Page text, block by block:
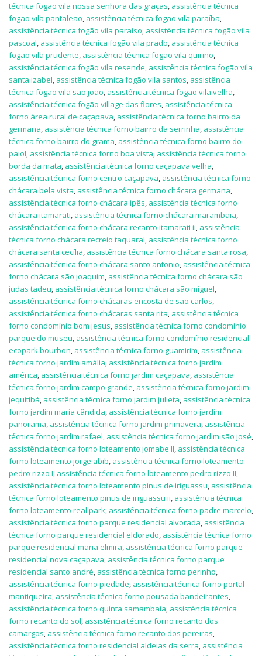
técnica fogão vila nossa senhora das graças, assistência técnica
fogão vila pantaleão, assistência técnica fogão vila paraíba,
assistência técnica fogão vila paraíso, assistência técnica fogão vila
pascoal, assistência técnica fogão vila prado, assistência técnica
fogão vila prudente, assistência técnica fogão vila quirino,
assistência técnica fogão vila resende, assistência técnica fogão vila
santa izabel, assistência técnica fogão vila santos, assistência
técnica fogão vila são joão, assistência técnica fogão vila velha,
assistência técnica fogão village das flores, assistência técnica
forno área rural de caçapava, assistência técnica forno bairro da
germana, assistência técnica forno bairro da serrinha, assistência
técnica forno bairro do grama, assistência técnica forno bairro do
paiol, assistência técnica forno boa vista, assistência técnica forno
borda da mata, assistência técnica forno caçapava velha,
assistência técnica forno centro caçapava, assistência técnica forno
chácara bela vista, assistência técnica forno chácara germana,
assistência técnica forno chácara ipês, assistência técnica forno
chácara itamarati, assistência técnica forno chácara marambaia,
assistência técnica forno chácara recanto itamarati ii, assistência
técnica forno chácara recreio taquaral, assistência técnica forno
chácara santa cecília, assistência técnica forno chácara santa rosa,
assistência técnica forno chácara santo antonio, assistência técnica
forno chácara são joaquim, assistência técnica forno chácara são
judas tadeu, assistência técnica forno chácara são miguel,
assistência técnica forno chácaras encosta de são carlos,
assistência técnica forno chácaras santa rita, assistência técnica
forno condomínio bom jesus, assistência técnica forno condomínio
parque do museu, assistência técnica forno condomínio residencial
ecopark bourbon, assistência técnica forno guamirim, assistência
técnica forno jardim amália, assistência técnica forno jardim
américa, assistência técnica forno jardim caçapava, assistência
técnica forno jardim campo grande, assistência técnica forno jardim
jequitibá, assistência técnica forno jardim julieta, assistência técnica
forno jardim maria cândida, assistência técnica forno jardim
panorama, assistência técnica forno jardim primavera, assistência
técnica forno jardim rafael, assistência técnica forno jardim são josé,
assistência técnica forno loteamento jomabe II, assistência técnica
forno loteamento jorge abib, assistência técnica forno loteamento
pedro rizzo I, assistência técnica forno loteamento pedro rizzo II,
assistência técnica forno loteamento pinus de iriguassu, assistência
técnica forno loteamento pinus de iriguassu ii, assistência técnica
forno loteamento real park, assistência técnica forno padre marcelo,
assistência técnica forno parque residencial alvorada, assistência
técnica forno parque residencial eldorado, assistência técnica forno
parque residencial maria elmira, assistência técnica forno parque
residencial nova caçapava, assistência técnica forno parque
residencial santo andré, assistência técnica forno perinho,
assistência técnica forno piedade, assistência técnica forno portal
mantiqueira, assistência técnica forno pousada bandeirantes,
assistência técnica forno quinta samambaia, assistência técnica
forno recanto do sol, assistência técnica forno recanto dos
camargos, assistência técnica forno recanto dos pereiras,
assistência técnica forno residencial aldeias da serra, assistência